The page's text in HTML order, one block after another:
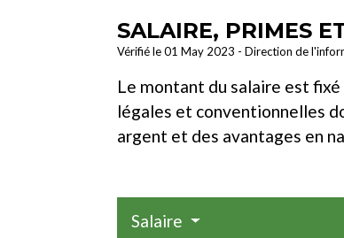
SALAIRE, PRIMES
Vérifié le 01 May 2023 - Direction de
Le montant du salaire est
légales et conventionnelles
argent et des avantages en
Salaire